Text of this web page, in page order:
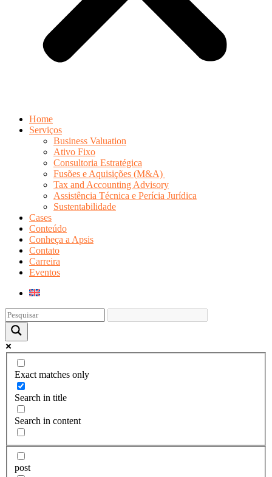
Home
Serviços
Business Valuation
Ativo Fixo
Consultoria Estratégica
Fusões e Aquisições (M&A)
Tax and Accounting Advisory
Assistência Técnica e Perícia Jurídica
Sustentabilidade
Cases
Conteúdo
Conheça a Apsis
Contato
Carreira
Eventos
Exact matches only
Search in title
Search in content
post